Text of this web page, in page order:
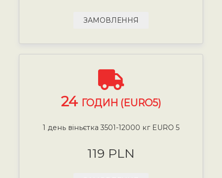
ЗАМОВЛЕННЯ
24 ГОДИН (EURO5)
1 день віньєтка 3501-12000 кг EURO 5
119 PLN